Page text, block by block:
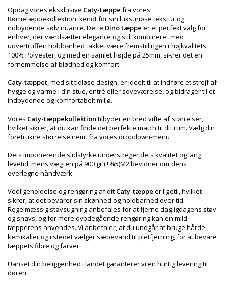
Opdag vores eksklusive Caty-tæppe fra vores
Børnetæppekollektion, kendt for sin luksuriøse tekstur og
indbydende sølv nuance. Dette Dino tæppe er et perfekt valg for
enhver, der værdsætter elegance og stil, kombineret med
uovertruffen holdbarhed takket være fremstillingen i højkvalitets
100% Polyester, og med en samlet højde på 25mm, sikrer det en
fornemmelse af blødhed og komfort.
Caty-tæppet, med sit tidløse design, er ideelt til at indføre et strejf af
hygge og varme i din stue, entré eller soveværelse, og bidrager til et
indbydende og komfortabelt miljø.
Vores Caty-tæppekollektion tilbyder en bred vifte af størrelser,
hvilket sikrer, at du kan finde det perfekte match til dit rum. Vælg din
foretrukne størrelse nemt fra vores dropdown-menu.
Dets imponerende slidstyrke understreger dets kvalitet og lang
levetid, mens vægten på 900 gr (±%5)M2 bevidner om dens
overlegne håndværk.
Vedligeholdelse og rengøring af dit Caty-tæppe er ligetil, hvilket
sikrer, at det bevarer sin skønhed og holdbarhed over tid.
Regelmæssig støvsugning anbefales for at fjerne dagligdagens støv
og snavs, og for mere dybdegående rengøring kan en mild
tæpperens anvendes. Vi anbefaler, at du undgår at bruge hårde
kemikalier og i stedet vælger sæbevand til pletfjerning, for at bevare
tæppets fibre og farver.
Uanset din beliggenhed i landet garanterer vi en hurtig levering til
døren.